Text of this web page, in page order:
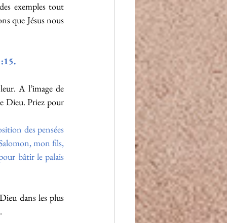
exemples tout
que Jésus nous
A l’image de
Dieu. Priez pour
des pensées
mon fils,
bâtir le palais
dans les plus